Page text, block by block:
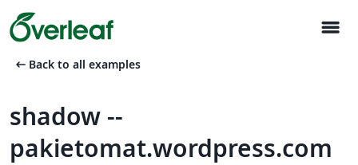
menu
arrow_left_alt Back to all examples
shadow --
pakietomat.wordpress.com